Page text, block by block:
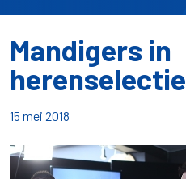
Mandigers in
herenselectie
15 mei 2018